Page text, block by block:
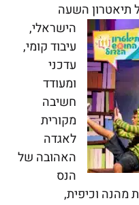
תיאטרון השעה
הישראלי,
עיבוד קומי,
עדכני
ומעודד
חשיבה
מקורית
לאגדה
האהובה של
הנס
מהנה וכיפית,